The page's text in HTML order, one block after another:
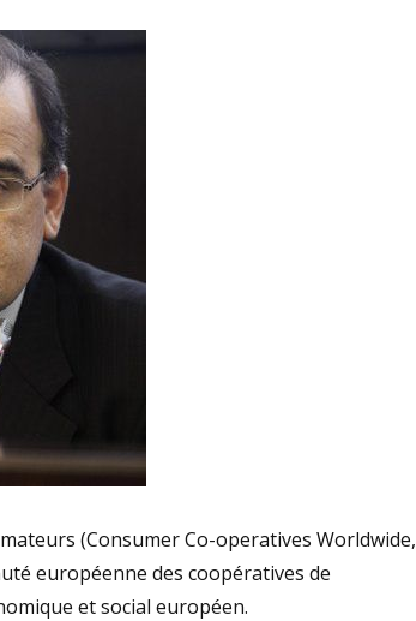
(Consumer Co-operatives Worldwide,
européenne des coopératives de
et social européen.